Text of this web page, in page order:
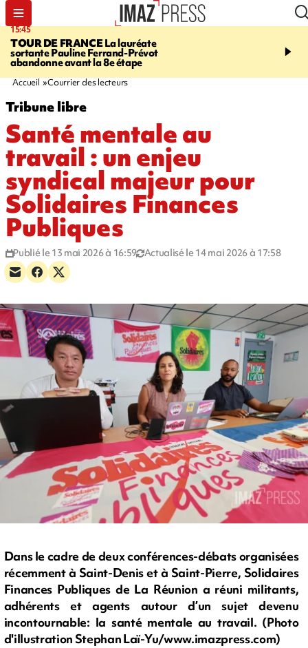
15:45
TOUR DE FRANCELa lauréate
sortante Pauline Ferrand-Prévot
abandonne avant la 8e étape
20:17
routière, concours de
Accueil Courrier des lecteurs
Tribune libre
Santé mentale au
travail : un enjeu
syndical majeur pour
Solidaires Finances
Publiques
Publié le 13 mai 2026 à 16:59 Actualisé le 14 mai 2026 à 17:58
Dans le cadre de deux conférences-débats organisées
récemment à Saint-Denis et à Saint-Pierre, Solidaires
Finances Publiques de La Réunion a réuni militants,
adhérents et agents autour d’un sujet devenu
incontournable: la santé mentale au travail. (Photo
d'illustration Stephan Laï-Yu/www.imazpress.com)